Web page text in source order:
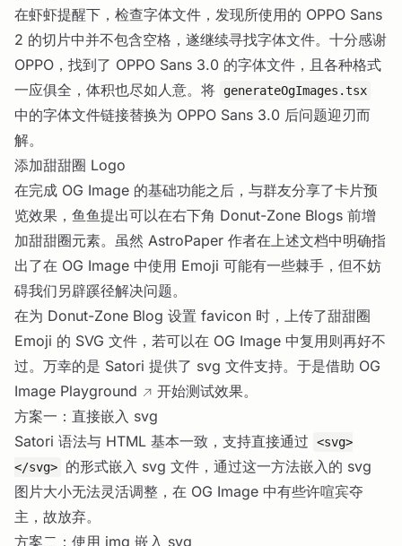
在虾虾提醒下，检查字体文件，发现所使用的 OPPO Sans
2 的切片中并不包含空格，遂继续寻找字体文件。十分感谢
OPPO，找到了 OPPO Sans 3.0 的字体文件，且各种格式
一应俱全，体积也尽如人意。将
generateOgImages.tsx
中的字体文件链接替换为 OPPO Sans 3.0 后问题迎刃而
解。
添加甜甜圈 Logo
在完成 OG Image 的基础功能之后，与群友分享了卡片预
览效果，鱼鱼提出可以在右下角 Donut-Zone Blogs 前增
加甜甜圈元素。虽然 AstroPaper 作者在上述文档中明确指
出了在 OG Image 中使用 Emoji 可能有一些棘手，但不妨
碍我们另辟蹊径解决问题。
在为 Donut-Zone Blog 设置 favicon 时，上传了甜甜圈
Emoji 的 SVG 文件，若可以在 OG Image 中复用则再好不
过。万幸的是 Satori 提供了 svg 文件支持。于是借助 OG
Image Playground
开始测试效果。
方案一：直接嵌入 svg
Satori 语法与 HTML 基本一致，支持直接通过
<svg>
</svg>
的形式嵌入 svg 文件，通过这一方法嵌入的 svg
图片大小无法灵活调整，在 OG Image 中有些许喧宾夺
主，故放弃。
方案二：使用 img 嵌入 svg